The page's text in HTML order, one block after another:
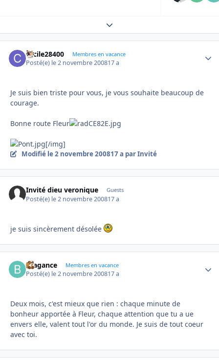
Expand topic overview
cecile28400 Membres en vacance
Posté(e) le 2 novembre 200817 a
Je suis bien triste pour vous, je vous souhaite beaucoup de
courage.
Bonne route Fleur
[/img]
Modifié le 2 novembre 200817 a par Invité
Invité dieu veronique Guests
Posté(e) le 2 novembre 200817 a
je suis sincèrement désolée
Bragance Membres en vacance
Posté(e) le 2 novembre 200817 a
Deux mois, c'est mieux que rien : chaque minute de
bonheur apportée à Fleur, chaque attention que tu a ue
envers elle, valent tout l'or du monde. Je suis de tout coeur
avec toi.